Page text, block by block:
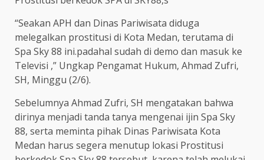
“Seakan APH dan Dinas Pariwisata diduga
melegalkan prostitusi di Kota Medan, terutama di
Spa Sky 88 ini.padahal sudah di demo dan masuk ke
Televisi ,” Ungkap Pengamat Hukum, Ahmad Zufri,
SH, Minggu (2/6).
Sebelumnya Ahmad Zufri, SH mengatakan bahwa
dirinya menjadi tanda tanya mengenai ijin Spa Sky
88, serta meminta pihak Dinas Pariwisata Kota
Medan harus segera menutup lokasi Prostitusi